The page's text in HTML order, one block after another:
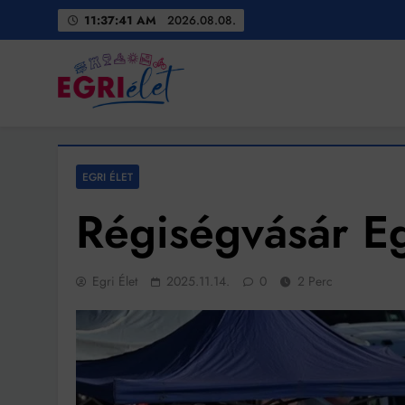
11:37:43 AM 2026.08.08.
Egri Élet
EGRI ÉLET
Régiségvásár
Egri Élet 2025.11.14. 0 2 Perc